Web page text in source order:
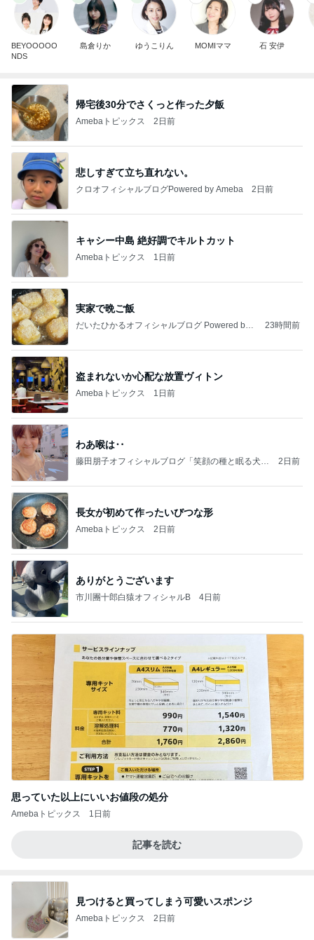
BEYOOOOO
NDS
島倉りか ゆうこりん MOMIママ 石 安伊
帰宅後30分でさくっと作った夕飯
Amebaトピックス 2日前
悲しすぎて立ち直れない。
クロオフィシャルブログPowered by Ameba 2日前
キャシー中島 絶好調でキルトカット
Amebaトピックス 1日前
実家で晩ご飯
だいたひかるオフィシャルブログ Powered by
23時間前
盗まれないか心配な放置ヴィトン
Amebaトピックス 1日前
わあ喉は‥
藤田朋子オフィシャルブログ「笑顔の種と眠る犬」
2日前
長女が初めて作ったいびつな形
Amebaトピックス 2日前
ありがとうございます
市川團十郎白猿オフィシャルB 4日前
思っていた以上にいいお値段の処分
Amebaトピックス 1日前
記事を読む
見つけると買ってしまう可愛いスポンジ
Amebaトピックス 2日前